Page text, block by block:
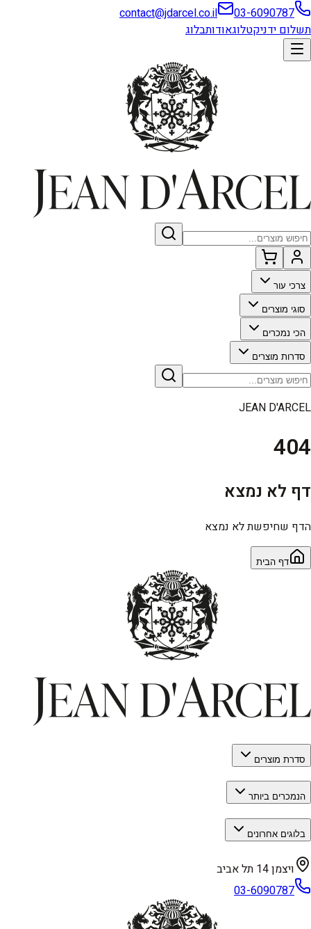
03-6090787
contact@jdarcel.co.il
תשלום ידניקטלוגאודותבלוג
צרכי עור
סוגי מוצרים
הכי נמכרים
סדרות מוצרים
JEAN D'ARCEL
404
דף לא נמצא
הדף שחיפשת לא נמצא
דף הבית
סדרת מוצרים
הנמכרים ביותר
בלוגים אחרונים
ויצמן 14 תל אביב
03-6090787